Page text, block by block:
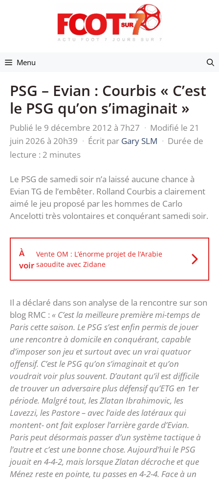
Menu
PSG – Evian : Courbis « C’est
le PSG qu’on s’imaginait »
Publié le 9 décembre 2012 à 7h27 · Modifié le 21
juin 2026 à 20h39 · Écrit par Gary SLM · Durée de
lecture : 2 minutes
Le PSG de samedi soir n’a laissé aucune chance à
Evian TG de l’embêter. Rolland Courbis a clairement
aimé le jeu proposé par les hommes de Carlo
Ancelotti très volontaires et conquérant samedi soir.
À
voir
Vente OM : L’énorme projet de l’Arabie
saoudite avec Zidane
Il a déclaré dans son analyse de la rencontre sur son
blog RMC : « C’est la meilleure première mi-temps de
Paris cette saison. Le PSG s’est enfin permis de jouer
une rencontre à domicile en conquérant, capable
d’imposer son jeu et surtout avec un vrai quatuor
offensif. C’est le PSG qu’on s’imaginait et qu’on
voudrait voir plus souvent. D’autant qu’il est difficile
de trouver un adversaire plus défensif qu’ETG en 1er
période. Malgré tout, les Zlatan Ibrahimovic, les
Lavezzi, les Pastore – avec l’aide des latéraux qui
montent- ont fait exploser l’arrière garde d’Evian.
Paris peut désormais passer d’un système tactique à
l’autre et c’est une bonne chose. Aujourd’hui le PSG
jouait en 4-4-2, mais lorsque Zlatan décroche et que
Ménez reste en pointe, tu passes en 4-2-4. Face à un